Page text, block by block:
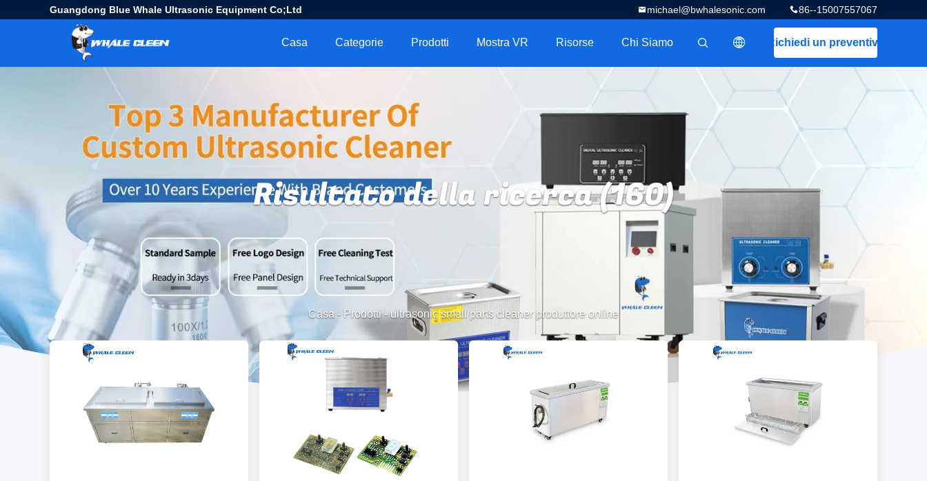
Guangdong Blue Whale Ultrasonic Equipment Co;Ltd 86--15007557067
michael@bwhalesonic.com
Richiedi un preventivo
描述
Casa Categorie Prodotti Mostra VR Risorse Chi Siamo
Risultato della ricerca (160)
Casa - Prodotti-ultrasonic small parts cleaner produttore online